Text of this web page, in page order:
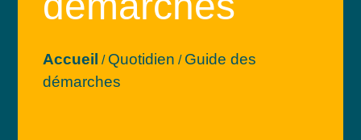
Accueil / Quotidien / Guide des
démarches